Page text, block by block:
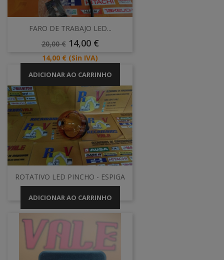
FARO DE TRABAJO LED...
Preço
20,00 € Preço
14,00 €
Preço
14,00 € (Sin IVA)
ADICIONAR AO CARRINHO
ROTATIVO LED PINCHO - ESPIGA
ADICIONAR AO CARRINHO